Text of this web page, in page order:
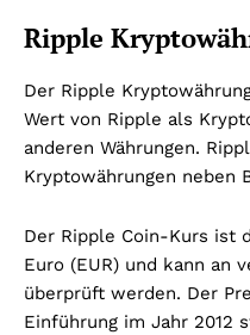
Ripple
Der Ripple
Wert von Ripple als
anderen Währungen.
Kryptowährungen neben
Der Ripple Coin-Kurs ist
Euro (EUR) und kann an
überprüft werden. Der
Einführung im Jahr 2012